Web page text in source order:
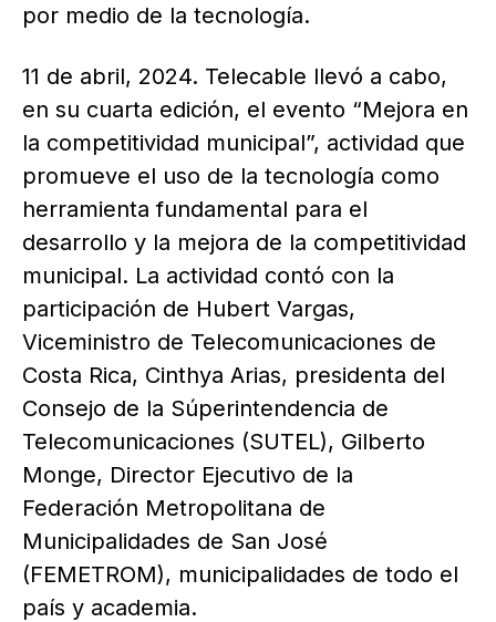
por medio de la tecnología.
11 de abril, 2024. Telecable llevó a cabo,
en su cuarta edición, el evento “Mejora en
la competitividad municipal”, actividad que
promueve el uso de la tecnología como
herramienta fundamental para el
desarrollo y la mejora de la competitividad
municipal. La actividad contó con la
participación de Hubert Vargas,
Viceministro de Telecomunicaciones de
Costa Rica, Cinthya Arias, presidenta del
Consejo de la Súperintendencia de
Telecomunicaciones (SUTEL), Gilberto
Monge, Director Ejecutivo de la
Federación Metropolitana de
Municipalidades de San José
(FEMETROM), municipalidades de todo el
país y academia.